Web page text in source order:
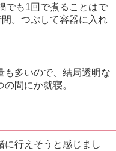
でも1回で煮ることはで
。つぶして容器に入れ
も多いので、結局透明な
間にか就寝。
に行えそうと感じまし